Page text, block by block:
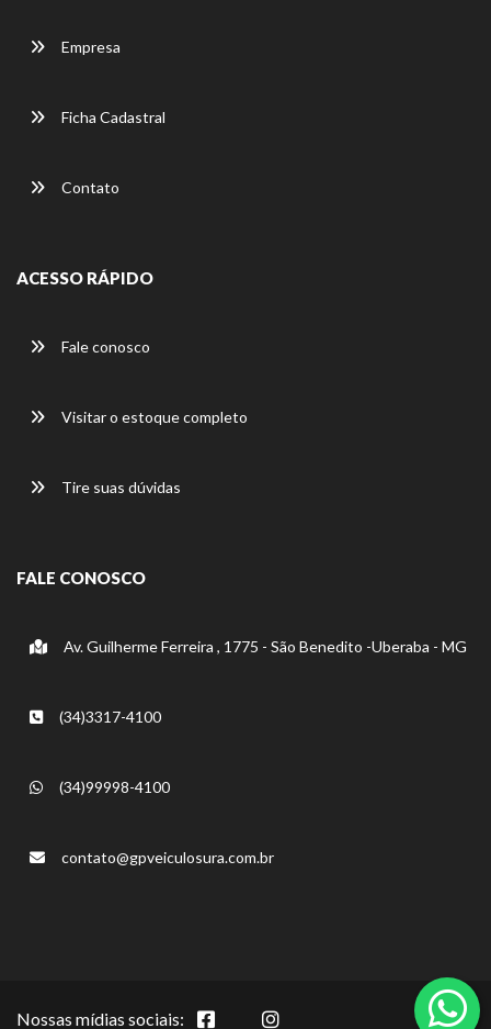
Empresa
Ficha Cadastral
Contato
ACESSO RÁPIDO
Fale conosco
Visitar o estoque completo
Tire suas dúvidas
FALE CONOSCO
Av. Guilherme Ferreira , 1775 - São Benedito -Uberaba - MG
(34)3317-4100
(34)99998-4100
contato@gpveiculosura.com.br
Nossas mídias sociais: